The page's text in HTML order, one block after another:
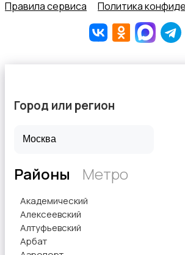
Правила сервиса Политика
Город или регион
Районы Метро
Академический
Алексеевский
Алтуфьевский
Арбат